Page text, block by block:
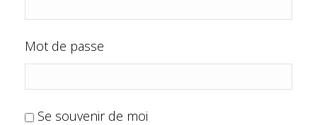
Mot de passe
Se souvenir de moi